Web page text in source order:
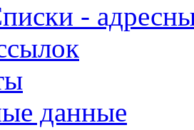
-
данные